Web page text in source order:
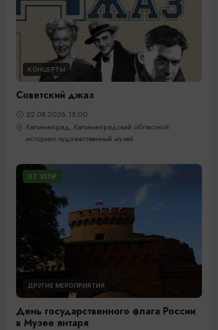
КОНЦЕРТЫ
Советский джаз
22.08.2026 15:00
Калининград, Калининградский областной
историко-художественный музей
ОТ 350₽
ДРУГИЕ МЕРОПРИЯТИЯ
День государственного флага России
в Музее янтаря